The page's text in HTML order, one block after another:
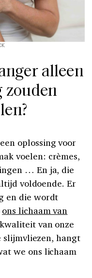
alleen
zouden
oplossing voor
voelen: crèmes,
… En ja, die
voldoende. Er
en die wordt
ons lichaam van
van onze
slijmvliezen, hangt
we ons lichaam